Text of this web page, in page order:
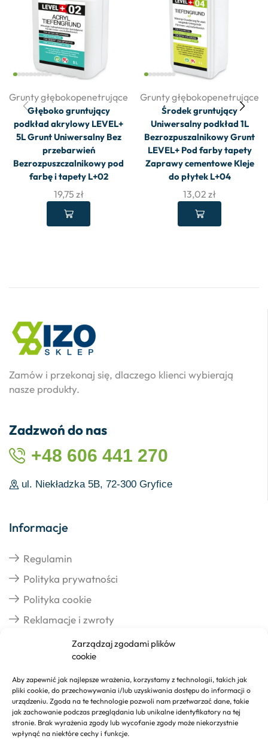
Zarządzaj zgodami plików
cookie
Aby zapewnić jak najlepsze wrażenia, korzystamy z technologii, takich jak
pliki cookie, do przechowywania i/lub uzyskiwania dostępu do informacji o
urządzeniu. Zgoda na te technologie pozwoli nam przetwarzać dane, takie
jak zachowanie podczas przeglądania lub unikalne identyfikatory na tej
stronie. Brak wyrażenia zgody lub wycofanie zgody może niekorzystnie
wpłynąć na niektóre cechy i funkcje.
Grunty głębokopenetrujące
Głęboko gruntujący
podkład akrylowy LEVEL+
5L Grunt Uniwersalny Bez
przebarwień
Bezrozpuszczalnikowy pod
farbę i tapety L+02
19,75 zł
Grunty głębokopenetrujące
Środek gruntujący
Uniwersalny podkład 1L
Bezrozpuszalnikowy Grunt
LEVEL+ Pod farby tapety
Zaprawy cementowe Kleje
do płytek L+04
13,02 zł
Zamów i przekonaj się, dlaczego klienci wybierają
nasze produkty.
Zadzwoń do nas
+48 606 441 270
ul. Niekładzka 5B, 72-300 Gryfice
Informacje
Regulamin
Polityka prywatności
Polityka cookie
Reklamacje i zwroty
Realizacja zamówień
Formy płatności